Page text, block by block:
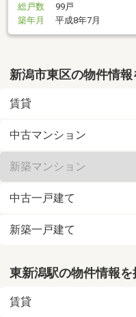
総戸数
99戸
築年月
平成8年7月
新潟市東区の物件情報
賃貸
中古マンション
新築マンション
中古一戸建て
新築一戸建て
東新潟駅の物件情報を
賃貸